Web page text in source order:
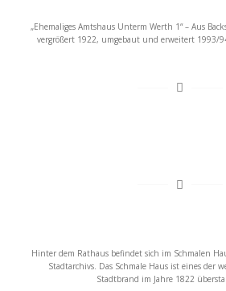
„Ehemaliges Amtshaus Unterm Werth 1“ – Aus
vergrößert 1922, umgebaut und erweitert 1993/
Hinter dem Rathaus befindet sich im Schmalen
Stadtarchivs. Das Schmale Haus ist eines der
Stadtbrand im Jahre 1822